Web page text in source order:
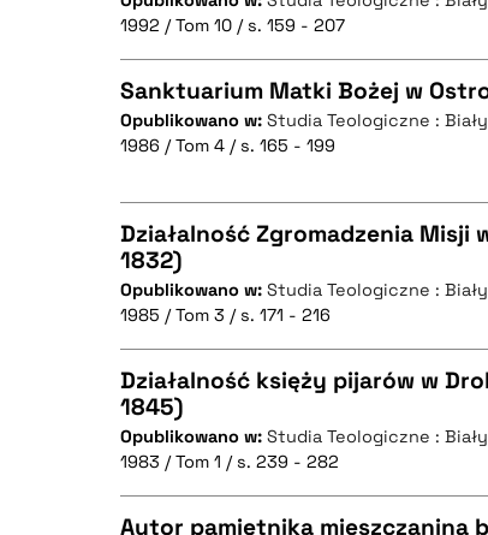
CZYSTY TEKST
BIBTEX
1992 / Tom 10 / s. 159 - 207
CZYSTY TEKST
BIBTEX
Sanktuarium Matki Bożej w
Opublikowano w: Studia Teologiczne :
1986 / Tom 4 / s. 165 - 199
CZYSTY TEKST
BIBTEX
Działalność Zgromadzenia Misji
1832)
Opublikowano w: Studia Teologiczne :
1985 / Tom 3 / s. 171 - 216
CZYSTY TEKST
Działalność księży pijarów w
1845)
Opublikowano w: Studia Teologiczne :
1983 / Tom 1 / s. 239 - 282
Autor pamiętnika mieszczanina